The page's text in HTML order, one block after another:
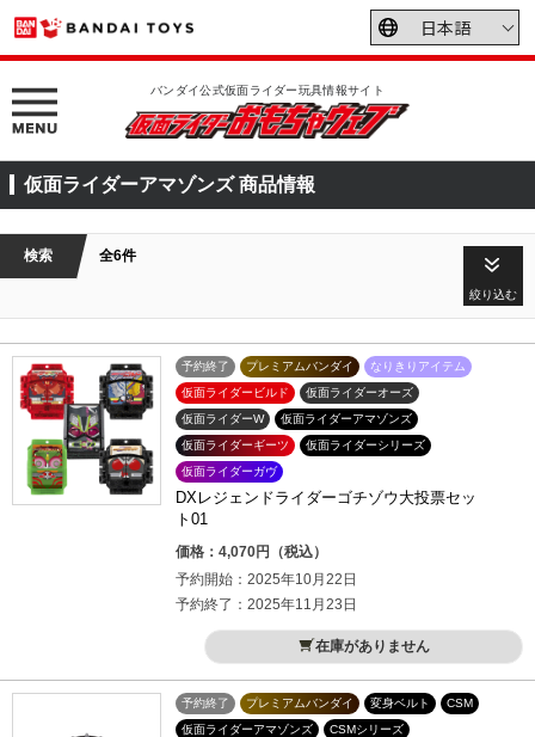
バンダイ公式仮面ライダー玩具情報サイト
仮面ライダーアマゾンズ 商品情報
検索 全6件
絞り込む
予約終了 プレミアムバンダイ
なりきりアイテム
仮面ライダービルド
仮面ライダーオーズ
仮面ライダーW
仮面ライダーアマゾンズ
仮面ライダーギーツ
仮面ライダーシリーズ
仮面ライダーガヴ
DXレジェンドライダーゴチゾウ大投票セッ
ト01
価格：4,070円（税込）
予約開始：2025年10月22日
予約終了：2025年11月23日
在庫がありません
予約終了 プレミアムバンダイ 変身ベルト
CSM
仮面ライダーアマゾンズ
CSMシリーズ